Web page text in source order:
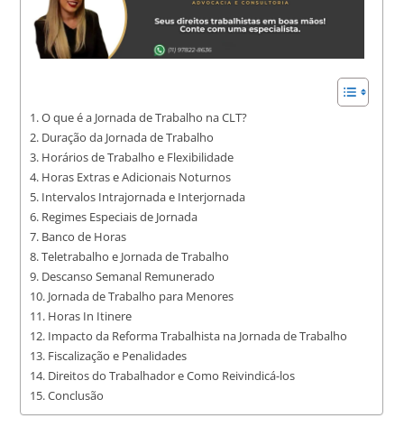
O que é a Jornada de Trabalho na CLT?
Duração da Jornada de Trabalho
Horários de Trabalho e Flexibilidade
Horas Extras e Adicionais Noturnos
Intervalos Intrajornada e Interjornada
Regimes Especiais de Jornada
Banco de Horas
Teletrabalho e Jornada de Trabalho
Descanso Semanal Remunerado
Jornada de Trabalho para Menores
Horas In Itinere
Impacto da Reforma Trabalhista na Jornada de Trabalho
Fiscalização e Penalidades
Direitos do Trabalhador e Como Reivindicá-los
Conclusão